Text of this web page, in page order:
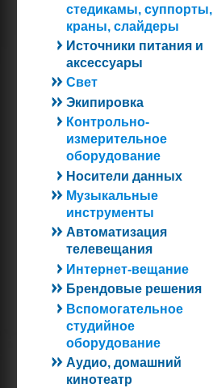
стедикамы, суппорты,
краны, слайдеры
Источники питания и
аксессуары
Свет
Экипировка
Контрольно-
измерительное
оборудование
Носители данных
Музыкальные
инструменты
Автоматизация
телевещания
Интернет-вещание
Брендовые решения
Вспомогательное
студийное
оборудование
Аудио, домашний
кинотеатр